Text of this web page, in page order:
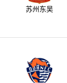
苏州东吴